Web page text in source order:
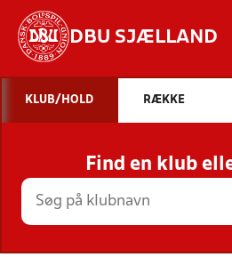
DBU SJÆLLAND
STILLINGER,
HOLD
KLUB/HOLD RÆKKE
Find en klub